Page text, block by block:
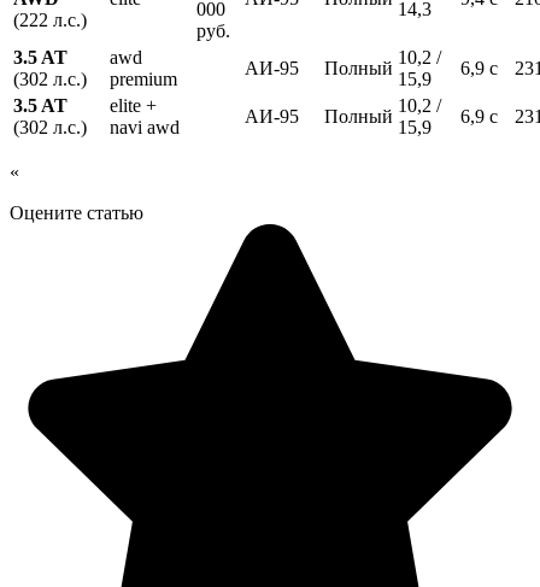
(222 л.с.)
000
руб.
14,3
3.5 AT
(302 л.с.)
awd
premium
АИ-95 Полный
10,2 /
15,9
6,9 с
3.5 AT
(302 л.с.)
elite +
navi awd
АИ-95 Полный
10,2 /
15,9
6,9 с
«
Оцените статью